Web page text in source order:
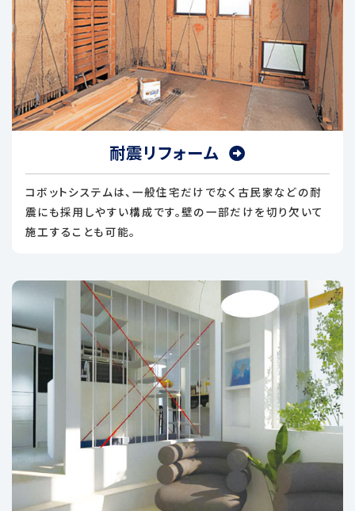
耐震リフォーム
コボットシステムは、一般住宅だけでなく古民家などの耐
震にも採用しやすい構成です。壁の一部だけを切り欠いて
施工することも可能。